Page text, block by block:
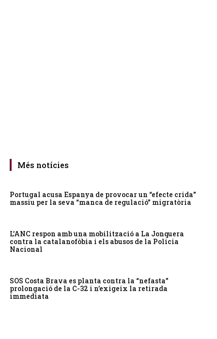
Més notícies
Portugal acusa Espanya de provocar un “efecte crida”
massiu per la seva “manca de regulació” migratòria
L’ANC respon amb una mobilització a La Jonquera
contra la catalanofòbia i els abusos de la Policia
Nacional
SOS Costa Brava es planta contra la “nefasta”
prolongació de la C-32 i n’exigeix la retirada
immediata